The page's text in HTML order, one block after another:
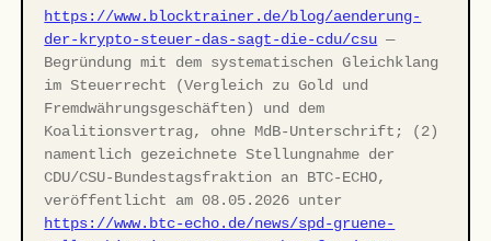
https://www.blocktrainer.de/blog/aenderung-
der-krypto-steuer-das-sagt-die-cdu/csu —
Begründung mit dem systematischen Gleichklang
im Steuerrecht (Vergleich zu Gold und
Fremdwährungsgeschäften) und dem
Koalitionsvertrag, ohne MdB-Unterschrift; (2)
namentlich gezeichnete Stellungnahme der
CDU/CSU-Bundestagsfraktion an BTC-ECHO,
veröffentlicht am 08.05.2026 unter
https://www.btc-echo.de/news/spd-gruene-